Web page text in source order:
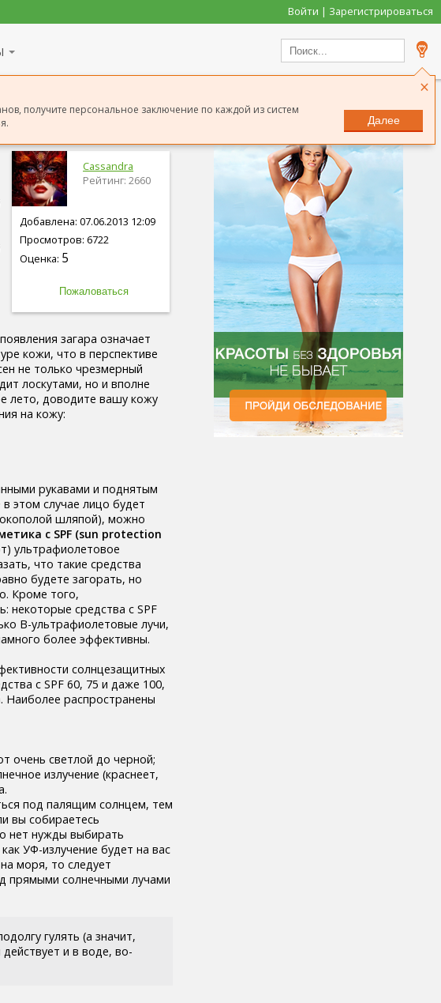
Войти | Зарегистрироваться
×
получите персональное заключение по каждой из систем
Далее
Cassandra
Рейтинг: 2660
Добавлена: 07.06.2013 12:09
Просмотров: 6722
Оценка: 5
загара означает
кожи, что в перспективе
не только чрезмерный
лоскутами, но и вполне
лето, доводите вашу кожу
на кожу:
рукавами и поднятым
этом случае лицо будет
шляпой), можно
с SPF (sun protection
ультрафиолетовое
что такие средства
будете загорать, но
Кроме того,
средства с SPF
В-ультрафиолетовые лучи,
более эффективны.
солнцезащитных
с SPF 60, 75 и даже 100,
Наиболее распространены
очень светлой до черной;
излучение (краснеет,
под палящим солнцем, тем
вы собираетесь
нет нужды выбирать
УФ-излучение будет на вас
моря, то следует
прямыми солнечными лучами
гулять (а значит,
и в воде, во-